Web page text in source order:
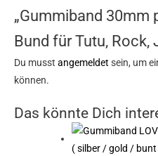
„Gummiband 30mm
Bund für Tutu, Rock,
Du musst angemeldet sein, um
können.
Das könnte Dich